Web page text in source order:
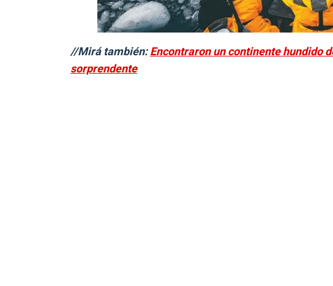
//Mirá también:Encontraron un continente hundido
sorprendente